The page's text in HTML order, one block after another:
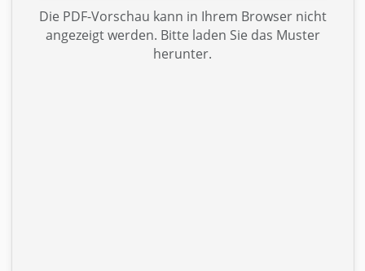
Die PDF-Vorschau kann in Ihrem Browser nicht
angezeigt werden. Bitte laden Sie das Muster
herunter.